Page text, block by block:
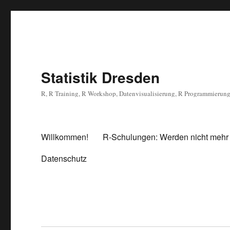
Statistik Dresden
R, R Training, R Workshop, Datenvisualisierung, R Programmierung
Willkommen! R-Schulungen: Werden nicht
Datenschutz